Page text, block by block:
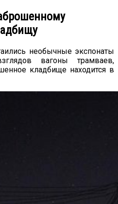
необычные экспонаты
вагоны трамваев,
кладбище находится в